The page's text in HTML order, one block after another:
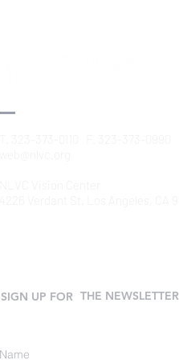
SIGN UP FOR THE NEWSLETTER